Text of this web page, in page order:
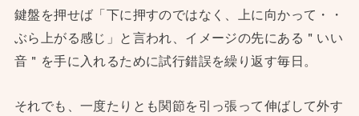
鍵盤を押せば「下に押すのではなく、上に向かって・・
ぶら上がる感じ」と言われ、イメージの先にある＂いい
音＂を手に入れるために試行錯誤を繰り返す毎日。
それでも、一度たりとも関節を引っ張って伸ばして外す